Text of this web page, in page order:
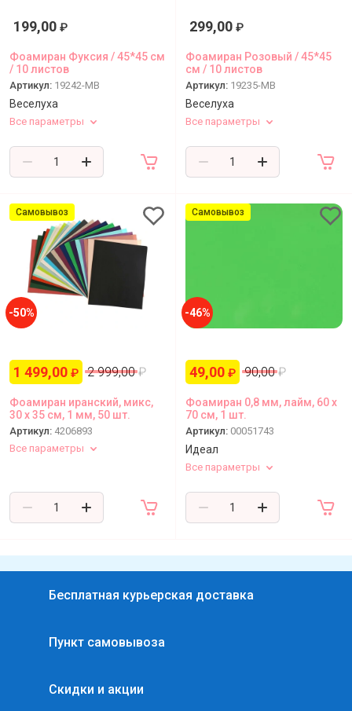
199,00 ₽
Фоамиран Фуксия / 45*45 см
/ 10 листов
Артикул: 19242-MB
Веселуха
Все параметры
299,00 ₽
Фоамиран Розовый / 45*45
см / 10 листов
Артикул: 19235-MB
Веселуха
Все параметры
Самовывоз
-50%
1 499,00 ₽ 2 999,00 ₽
Фоамиран иранский, микс,
30 х 35 см, 1 мм, 50 шт.
Артикул: 4206893
Все параметры
Самовывоз
-46%
49,00 ₽ 90,00 ₽
Фоамиран 0,8 мм, лайм, 60 х
70 см, 1 шт.
Артикул: 00051743
Идеал
Все параметры
Бесплатная курьерская доставка
Пункт самовывоза
Скидки и акции